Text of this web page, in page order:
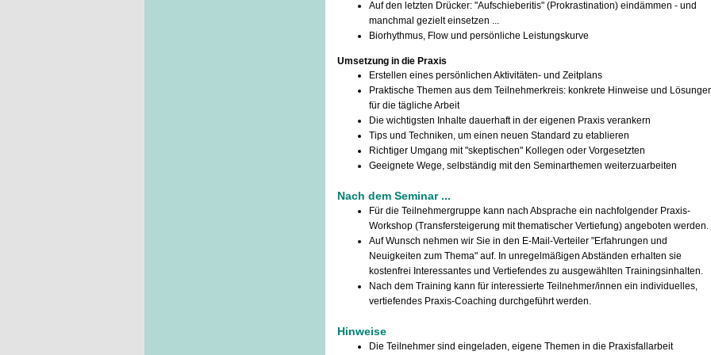
Auf den letzten Drücker: "Aufschieberitis" (Prokrastination) eindämmen - und
manchmal gezielt einsetzen ...
Biorhythmus, Flow und persönliche Leistungskurve
Umsetzung in die Praxis
Erstellen eines persönlichen Aktivitäten- und Zeitplans
Praktische Themen aus dem Teilnehmerkreis: konkrete Hinweise und
für die tägliche Arbeit
Die wichtigsten Inhalte dauerhaft in der eigenen Praxis verankern
Tips und Techniken, um einen neuen Standard zu etablieren
Richtiger Umgang mit "skeptischen" Kollegen oder Vorgesetzten
Geeignete Wege, selbständig mit den Seminarthemen weiterzuarbeiten
Nach dem Seminar ...
Für die Teilnehmergruppe kann nach Absprache ein nachfolgender Praxis-
Workshop (Transfersteigerung mit thematischer Vertiefung) angeboten werden.
Auf Wunsch nehmen wir Sie in den E-Mail-Verteiler "Erfahrungen und
Neuigkeiten zum Thema" auf. In unregelmäßigen Abständen erhalten sie
kostenfrei Interessantes und Vertiefendes zu ausgewählten Trainingsinhalten.
Nach dem Training kann für interessierte Teilnehmer/innen ein individuelles,
vertiefendes Praxis-Coaching durchgeführt werden.
Hinweise
Die Teilnehmer sind eingeladen, eigene Themen in die Praxisfallarbeit